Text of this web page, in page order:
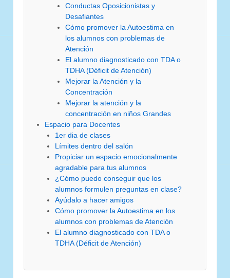
Conductas Oposicionistas y
Desafiantes
Cómo promover la Autoestima en
los alumnos con problemas de
Atención
El alumno diagnosticado con TDA o
TDHA (Déficit de Atención)
Mejorar la Atención y la
Concentración
Mejorar la atención y la
concentración en niños Grandes
Espacio para Docentes
1er dia de clases
Límites dentro del salón
Propiciar un espacio emocionalmente
agradable para tus alumnos
¿Cómo puedo conseguir que los
alumnos formulen preguntas en clase?
Ayúdalo a hacer amigos
Cómo promover la Autoestima en los
alumnos con problemas de Atención
El alumno diagnosticado con TDA o
TDHA (Déficit de Atención)